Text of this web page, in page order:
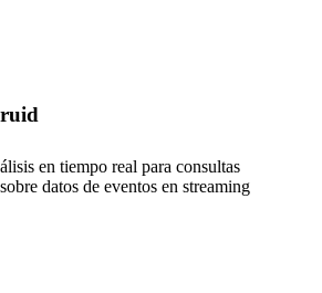
en tiempo real para consultas
datos de eventos en streaming